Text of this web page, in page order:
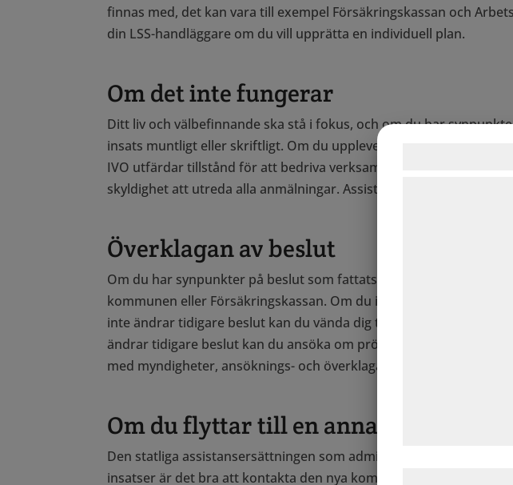
finnas med, det kan vara till exempel Försäkringskassan och
din LSS-handläggare om du vill upprätta en individuell plan.
Om det inte fungerar
Ditt liv och välbefinnande ska stå i fokus, och om du har
insats muntligt eller skriftligt. Om du upplever allvarlig misskötsel
IVO utfärdar tillstånd för att bedriva verksamhet inom personlig
skyldighet att utreda alla anmälningar. Assistansanordnare är
Överklagan av beslut
Om du har synpunkter på beslut som fattats kring dina
kommunen eller Försäkringskassan. Om du inte får gehör för
inte ändrar tidigare beslut kan du vända dig till Kammarrätten
ändrar tidigare beslut kan du ansöka om prövningstillstånd hos
med myndigheter, ansöknings- och överklagandeprocessen samt
Om du flyttar till en annan kommun
Den statliga assistansersättningen som administreras av
insatser är det bra att kontakta den nya kommunen i god tid och